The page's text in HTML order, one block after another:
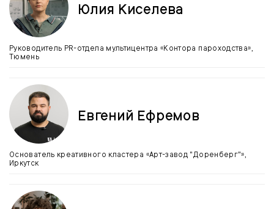
Юлия Киселева
Руководитель PR-отдела мультицентра «Контора пароходства»,
Тюмень
Евгений Ефремов
Основатель креативного кластера «Арт-завод "Доренберг"»,
Иркутск